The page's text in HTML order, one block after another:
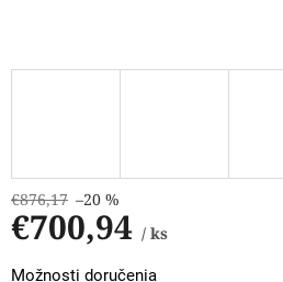
€876,17 –20 %
€700,94 / ks
Jednotková
Možnosti doručenia